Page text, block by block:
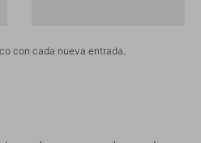
con cada nueva entrada.